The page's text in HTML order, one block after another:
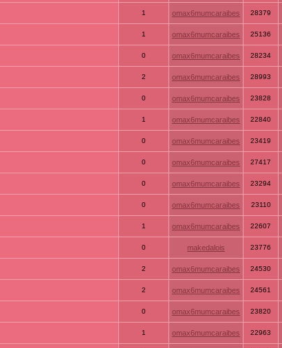
1 omax6mumcaraibes 28379
1 omax6mumcaraibes 25136
0 omax6mumcaraibes 28234
2 omax6mumcaraibes 28993
0 omax6mumcaraibes 23828
1 omax6mumcaraibes 22840
0 omax6mumcaraibes 23419
0 omax6mumcaraibes 27417
0 omax6mumcaraibes 23294
0 omax6mumcaraibes 23110
1 omax6mumcaraibes 22607
0 makedalois 23776
2 omax6mumcaraibes 24530
2 omax6mumcaraibes 24561
0 omax6mumcaraibes 23820
1 omax6mumcaraibes 22963